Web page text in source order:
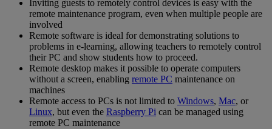
Inviting guests to remotely control devices is easy with the
remote maintenance program, even when multiple people are
involved
Remote software is ideal for demonstrating solutions to
problems in e-learning, allowing teachers to remotely control
their PC and show students how to proceed.
Remote desktop makes it possible to operate computers
without a screen, enabling remote PC maintenance on
machines
Remote access to PCs is not limited to Windows, Mac, or
Linux, but even the Raspberry Pi can be managed using
remote PC maintenance